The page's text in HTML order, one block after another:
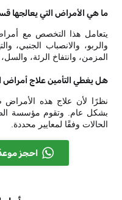
ما هي الأمراض التي يعالجها
يتعامل هذا التخصص مع
والربو، والانصباب الجنبي،
المزمن، وانتفاخ الرئة، والسل،
هل يغطي التأمين علاج أمراض
نظرًا لأن علاج هذه الأمراض
بشكل عام. وتقوم مؤسسة
الحالات وفقًا لمعايير محددة.
احجز